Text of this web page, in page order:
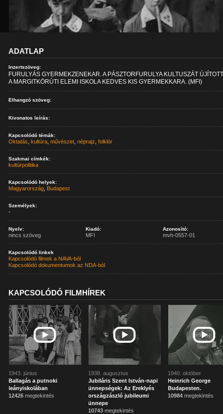
ADATLAP
Inzertszöveg:
FURULYÁS GYERMEKZENEKAR. A PÁSZTORFURULYA KULTUSZÁT
A MARGITKÖRÚTI ELEMI ISKOLA KEDVES KIS GYERMEKKARA. (MFI)
Elhangzó szöveg:
Kivonatos leírás:
Kapcsolódó témák:
Oktatás ,kultúra ,művészet ,néprajz ,folklór
Szakmai címkék:
kultúrpolitika
Kapcsolódó helyek:
Magyarország Budapest
Személyek:
-
Nyelv:
nincs szöveg
Kiadó:
MFI
Azonosító:
mvh-0557-01
Kapcsolódó linkek
Kapcsolódó filmek a NAVA-ból
Kapcsolódó dokumentumok az NDA-ból
KAPCSOLÓDÓ FILMHÍREK
1943. június
Ballagás a putnoki
leányiskolában
12426 megtekintés
1938. augusztus
Jubiláris Szent István-napi
ünnepségek: Az Ereklyés
országzászló jubileumi
ünnepe
10743 megtekintés
1940. október
Heinrich George
Budapesten.
10984 megtekintés